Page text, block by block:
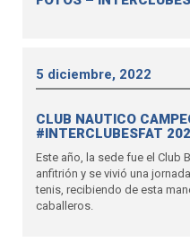
5 diciembre, 2022
CLUB NAUTICO
#INTERCLUBESFAT
Este año, la sede fue el Club
anfitrión y se vivió una
tenis, recibiendo de esta
caballeros.